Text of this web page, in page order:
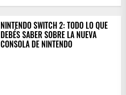
NINTENDO SWITCH 2: TODO LO QUE
DEBÉS SABER SOBRE LA NUEVA
CONSOLA DE NINTENDO